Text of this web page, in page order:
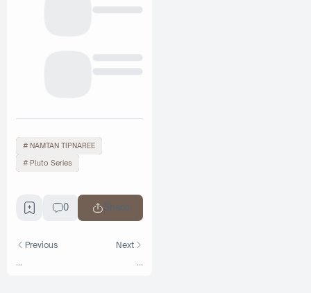
NAMTAN TIPNAREE
Pluto Series
0 Share
Previous Next